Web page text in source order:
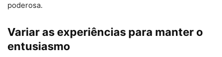
poderosa.
Variar as experiências para manter o
entusiasmo